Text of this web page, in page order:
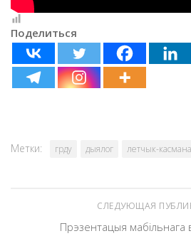
Поделиться
Метки: грду дыялог летчык-
СЛЕДУЮЩАЯ
Прэзентацыя мабільнага